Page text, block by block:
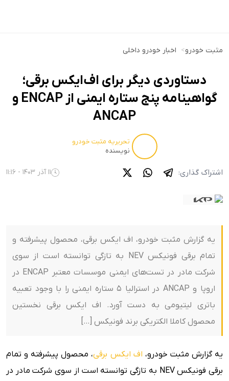
مثبت خودرو> اخبار خودرو داخلی
دستاوردی دیگر برای اف‌ایکس برقی؛
گواهینامه پنج ستاره ایمنی از ENCAP و
ANCAP
تحریریه مثبت خودرو
نویسنده
اشتراک گذاری: 11 آذر 1403 - 11:16
یه گزارش مثبت خودرو، اف ایکس برقی، محصول پیشرفته و
تمام برقی فونیکس NEV به تازگی توانسته است از سوی
شرکت مادر در تست‌های ایمنی موسسات معتبر ENCAP در
اروپا و ANCAP در استرالیا 5 ستاره ایمنی را با وجود تعبیه
باتری لیتیومی به دست آورد. اف ایکس برقی نخستین
محصول کاملا الکتریکی برند فونیکس […]
یه گزارش مثبت خودرو، اف ایکس برقی، محصول پیشرفته و تمام
برقی فونیکس NEV به تازگی توانسته است از سوی شرکت مادر در